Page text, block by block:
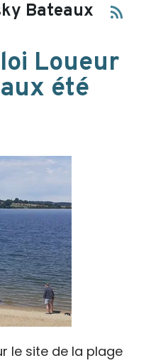
rss_feed
Bateaux
Loueur
été
le site de la plage